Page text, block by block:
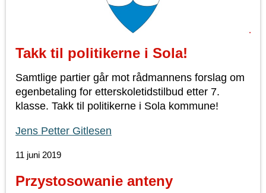
Takk til politikerne i Sola!
Samtlige partier går mot rådmannens forslag om
egenbetaling for etterskoletidstilbud etter 7.
klasse. Takk til politikerne i Sola kommune!
Jens Petter Gitlesen
11 juni 2019
Przystosowanie anteny